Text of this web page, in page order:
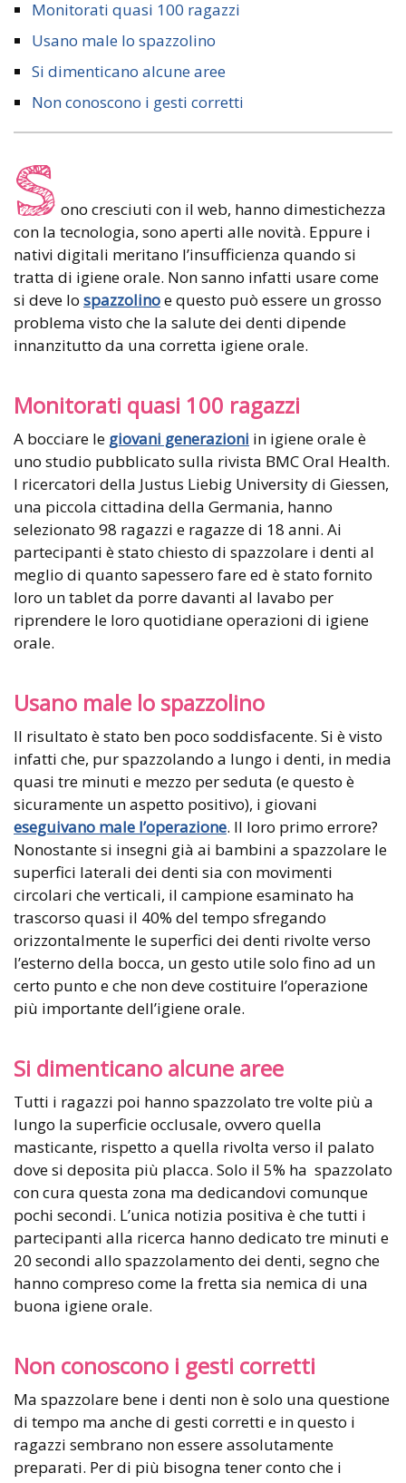
Monitorati quasi 100 ragazzi
Usano male lo spazzolino
Si dimenticano alcune aree
Non conoscono i gesti corretti
S ono cresciuti con il web, hanno dimestichezza
con la tecnologia, sono aperti alle novità. Eppure i
nativi digitali meritano l’insufficienza quando si
tratta di igiene orale. Non sanno infatti usare come
si deve lo spazzolinoe questo può essere un grosso
problema visto che la salute dei denti dipende
innanzitutto da una corretta igiene orale.
Monitorati quasi 100 ragazzi
A bocciare le giovani generazioni in igiene orale è
uno studio pubblicato sulla rivista BMC Oral Health.
I ricercatori della Justus Liebig University di Giessen,
una piccola cittadina della Germania, hanno
selezionato 98 ragazzi e ragazze di 18 anni. Ai
partecipanti è stato chiesto di spazzolare i denti al
meglio di quanto sapessero fare ed è stato fornito
loro un tablet da porre davanti al lavabo per
riprendere le loro quotidiane operazioni di igiene
orale.
Usano male lo spazzolino
Il risultato è stato ben poco soddisfacente. Si è visto
infatti che, pur spazzolando a lungo i denti, in media
quasi tre minuti e mezzo per seduta (e questo è
sicuramente un aspetto positivo), i giovani
eseguivano male l’operazione. Il loro primo errore?
Nonostante si insegni già ai bambini a spazzolare le
superfici laterali dei denti sia con movimenti
circolari che verticali, il campione esaminato ha
trascorso quasi il 40% del tempo sfregando
orizzontalmente le superfici dei denti rivolte verso
l’esterno della bocca, un gesto utile solo fino ad un
certo punto e che non deve costituire l’operazione
più importante dell’igiene orale.
Si dimenticano alcune aree
Tutti i ragazzi poi hanno spazzolato tre volte più a
lungo la superficie occlusale, ovvero quella
masticante, rispetto a quella rivolta verso il palato
dove si deposita più placca. Solo il 5% ha spazzolato
con cura questa zona ma dedicandovi comunque
pochi secondi. L’unica notizia positiva è che tutti i
partecipanti alla ricerca hanno dedicato tre minuti e
20 secondi allo spazzolamento dei denti, segno che
hanno compreso come la fretta sia nemica di una
buona igiene orale.
Non conoscono i gesti corretti
Ma spazzolare bene i denti non è solo una questione
di tempo ma anche di gesti corretti e in questo i
ragazzi sembrano non essere assolutamente
preparati. Per di più bisogna tener conto che i